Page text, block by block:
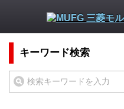
キーワード検索